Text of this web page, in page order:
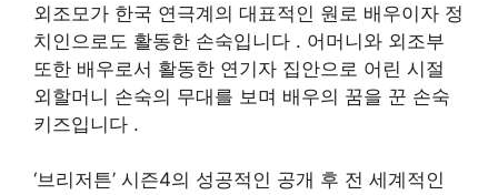
외조모가 한국 연극계의 대표적인 원로 배우이자 정
치인으로도 활동한 손숙입니다 . 어머니와 외조부
또한 배우로서 활동한 연기자 집안으로 어린 시절
외할머니 손숙의 무대를 보며 배우의 꿈을 꾼 손숙
키즈입니다 .
‘브리저튼’ 시즌4의 성공적인 공개 후 전 세계적인